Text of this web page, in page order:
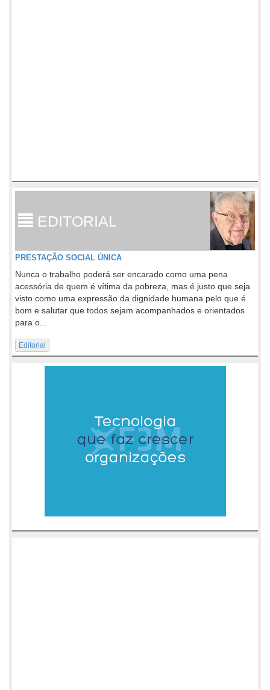
EDITORIAL
PRESTAÇÃO SOCIAL ÚNICA
Nunca o trabalho poderá ser encarado como uma pena
acessória de quem é vítima da pobreza, mas é justo que seja
visto como uma expressão da dignidade humana pelo que é
bom e salutar que todos sejam acompanhados e orientados
para o...
Editorial